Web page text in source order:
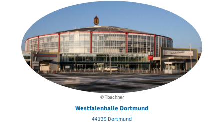
© Tbachner
Westfalenhalle Dortmund
44139 Dortmund